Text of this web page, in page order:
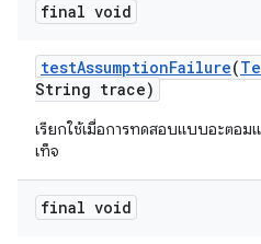
final void
testAssumptionFailure(
String trace)
เรียกใช้เมื่อการทดสอบแบบอะตอม
เท็จ
final void